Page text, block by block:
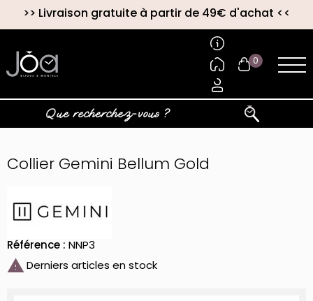
>> Livraison gratuite à partir de 49€ d'achat <<
0
Collier Gemini Bellum Gold
Référence : NNP3
 Derniers articles en stock